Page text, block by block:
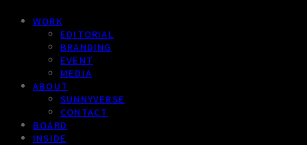
WORK
EDITORIAL
BRANDING
EVENT
MEDIA
ABOUT
SUNNYVERSE
CONTACT
BOARD
INSIDE